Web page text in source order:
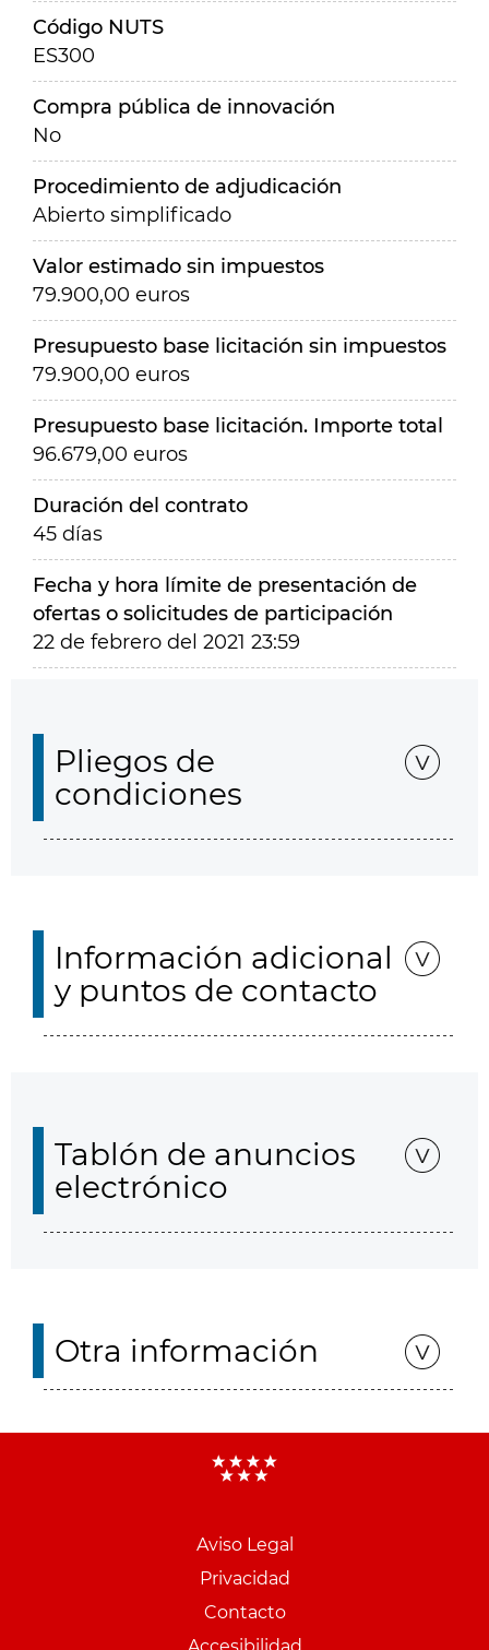
Código NUTS
ES300
Compra pública de innovación
No
Procedimiento de adjudicación
Abierto simplificado
Valor estimado sin impuestos
79.900,00 euros
Presupuesto base licitación sin impuestos
79.900,00 euros
Presupuesto base licitación. Importe total
96.679,00 euros
Duración del contrato
45 días
Fecha y hora límite de presentación de
ofertas o solicitudes de participación
22 de febrero del 2021 23:59
Pliegos de
condiciones
Información adicional
y puntos de contacto
Tablón de anuncios
electrónico
Otra información
Aviso Legal
Privacidad
Contacto